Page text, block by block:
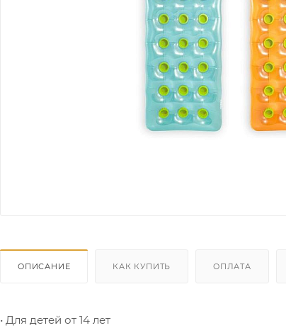
ОПИСАНИЕ КАК КУПИТЬ ОПЛАТА
• Для детей от 14 лет